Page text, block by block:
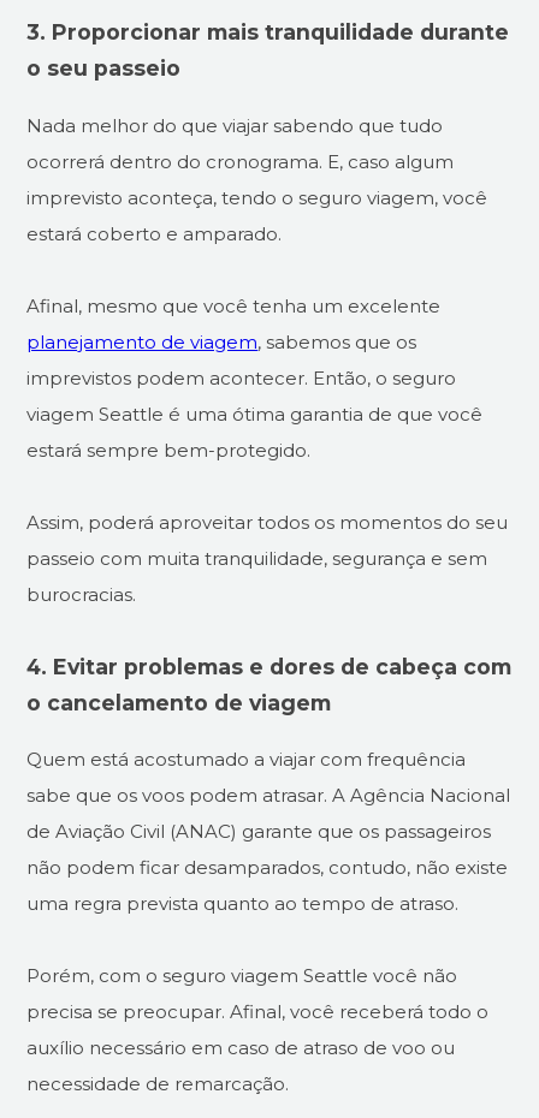
3. Proporcionar mais tranquilidade durante
o seu passeio
Nada melhor do que viajar sabendo que tudo
ocorrerá dentro do cronograma. E, caso algum
imprevisto aconteça, tendo o seguro viagem, você
estará coberto e amparado.
Afinal, mesmo que você tenha um excelente
planejamento de viagem, sabemos que os
imprevistos podem acontecer. Então, o seguro
viagem Seattle é uma ótima garantia de que você
estará sempre bem-protegido.
Assim, poderá aproveitar todos os momentos do seu
passeio com muita tranquilidade, segurança e sem
burocracias.
4. Evitar problemas e dores de cabeça com
o cancelamento de viagem
Quem está acostumado a viajar com frequência
sabe que os voos podem atrasar. A Agência Nacional
de Aviação Civil (ANAC) garante que os passageiros
não podem ficar desamparados, contudo, não existe
uma regra prevista quanto ao tempo de atraso.
Porém, com o seguro viagem Seattle você não
precisa se preocupar. Afinal, você receberá todo o
auxílio necessário em caso de atraso de voo ou
necessidade de remarcação.